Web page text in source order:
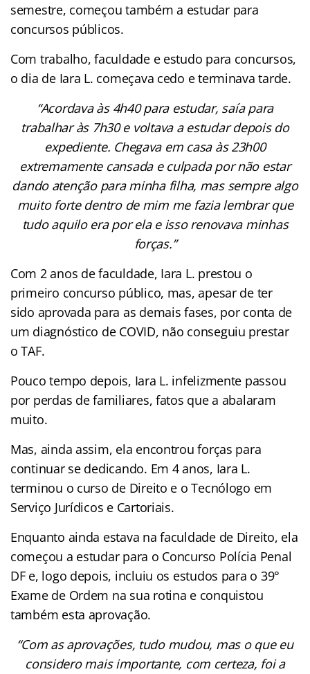
semestre, começou também a estudar para
concursos públicos.
Com trabalho, faculdade e estudo para concursos,
o dia de Iara L. começava cedo e terminava tarde.
“Acordava às 4h40 para estudar, saía para
trabalhar às 7h30 e voltava a estudar depois do
expediente. Chegava em casa às 23h00
extremamente cansada e culpada por não estar
dando atenção para minha filha, mas sempre algo
muito forte dentro de mim me fazia lembrar que
tudo aquilo era por ela e isso renovava minhas
forças.”
Com 2 anos de faculdade, Iara L. prestou o
primeiro concurso público, mas, apesar de ter
sido aprovada para as demais fases, por conta de
um diagnóstico de COVID, não conseguiu prestar
o TAF.
Pouco tempo depois, Iara L. infelizmente passou
por perdas de familiares, fatos que a abalaram
muito.
Mas, ainda assim, ela encontrou forças para
continuar se dedicando. Em 4 anos, Iara L.
terminou o curso de Direito e o Tecnólogo em
Serviço Jurídicos e Cartoriais.
Enquanto ainda estava na faculdade de Direito, ela
começou a estudar para o Concurso Polícia Penal
DF e, logo depois, incluiu os estudos para o 39°
Exame de Ordem na sua rotina e conquistou
também esta aprovação.
“Com as aprovações, tudo mudou, mas o que eu
considero mais importante, com certeza, foi a